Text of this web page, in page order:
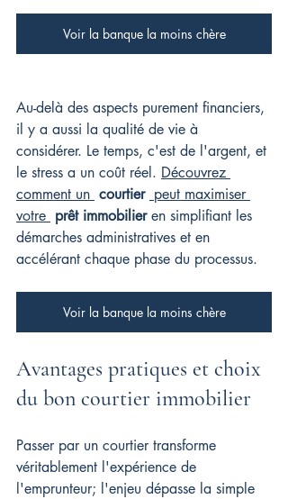
Voir la banque la moins chère
Au-delà des aspects purement financiers,
il y a aussi la qualité de vie à
considérer. Le temps, c'est de l'argent, et
le stress a un coût réel. Découvrez
comment un courtier peut maximiser
votre prêt immobilier en simplifiant les
démarches administratives et en
accélérant chaque phase du processus.
Voir la banque la moins chère
Avantages pratiques et choix
du bon courtier immobilier
Passer par un courtier transforme
véritablement l'expérience de
l'emprunteur; l'enjeu dépasse la simple